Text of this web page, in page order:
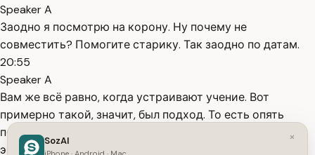
Speaker A
Заодно я посмотрю на корону. Ну почему не
совместить? Помогите старику. Так заодно по датам.
20:55
Speaker A
Вам же всё равно, когда устраивают учение. Вот
примерно такой, значит, был подход. То есть опять
подмена целей. Но он чётко понимал, кому что можно
ээ значит говорить, чтобы быть понятным.
×
SozAI